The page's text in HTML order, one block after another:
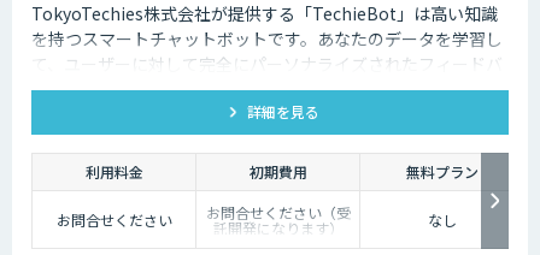
TokyoTechies株式会社が提供する「TechieBot」は高い知識
を持つスマートチャットボットです。あなたのデータを学習し
て、ユーザーに対して完全にパーソナライズされたフィードバ
ック、情報、サポートを提供することができます。また、
GhatGPTをはじめ、他社のエンジンとの連携も可能です。
詳細を見る
利用料金 初期費用 無料プラン
お問合せください お問合せください（受
託開発になります） なし